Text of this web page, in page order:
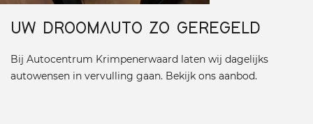
UW DROOMAUTO ZO GEREGELD
Bij Autocentrum Krimpenerwaard laten wij dagelijks
autowensen in vervulling gaan. Bekijk ons aanbod.